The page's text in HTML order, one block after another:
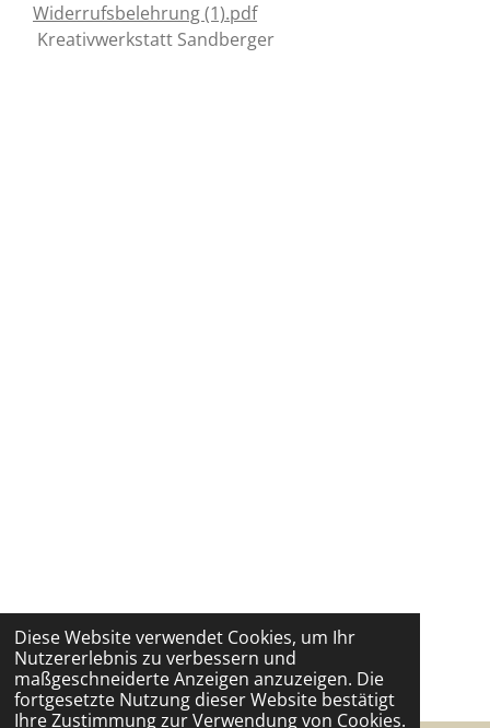
Diese Website verwendet Cookies, um Ihr
Nutzererlebnis zu verbessern und
maßgeschneiderte Anzeigen anzuzeigen. Die
fortgesetzte Nutzung dieser Website bestätigt
Ihre Zustimmung zur Verwendung von Cookies.
Widerrufsbelehrung (1).pdf
Kreativwerkstatt Sandberger